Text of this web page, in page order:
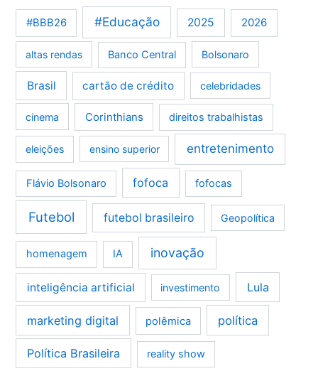
#BBB26 #Educação 2025 2026
altas rendas Banco Central Bolsonaro
Brasil cartão de crédito celebridades
cinema Corinthians direitos trabalhistas
eleições ensino superior entretenimento
Flávio Bolsonaro fofoca fofocas
Futebol futebol brasileiro Geopolítica
homenagem IA inovação
inteligência artificial investimento Lula
marketing digital polêmica política
Política Brasileira reality show